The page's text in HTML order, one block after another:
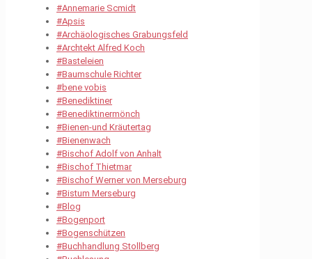
#Annemarie Scmidt
#Apsis
#Archäologisches Grabungsfeld
#Archtekt Alfred Koch
#Basteleien
#Baumschule Richter
#bene vobis
#Benediktiner
#Benediktinermönch
#Bienen-und Kräutertag
#Bienenwach
#Bischof Adolf von Anhalt
#Bischof Thietmar
#Bischof Werner von Merseburg
#Bistum Merseburg
#Blog
#Bogenport
#Bogenschützen
#Buchhandlung Stollberg